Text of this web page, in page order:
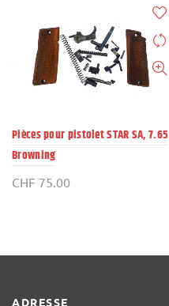
Pièces pour pistolet STAR SA, 7.65
Browning
CHF 75.00
ADRESSE